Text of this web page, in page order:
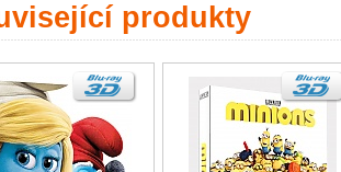
produkty